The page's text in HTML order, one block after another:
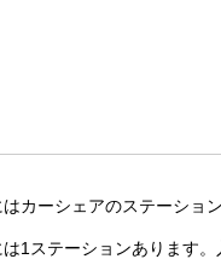
カーシェアのステーショ
1ステーションあります